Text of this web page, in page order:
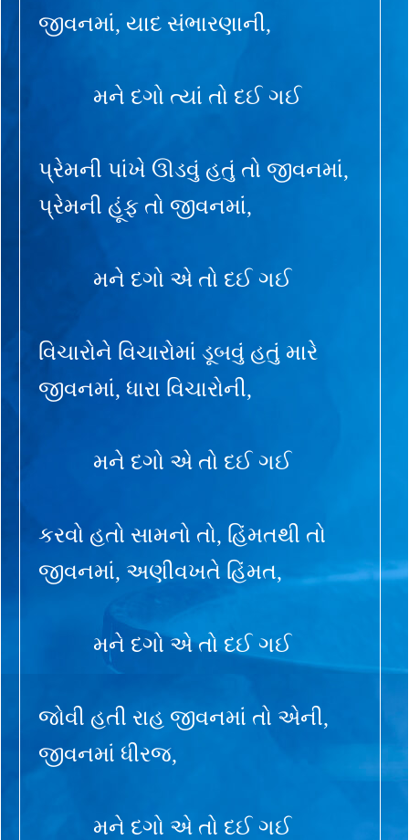
જીવનમાં, યાદ સંભારણાની,
મને દગો ત્યાં તો દઈ ગઈ
પ્રેમની પાંખે ઊડવું હતું તો જીવનમાં,
પ્રેમની હૂંફ તો જીવનમાં,
મને દગો એ તો દઈ ગઈ
વિચારોને વિચારોમાં ડૂબવું હતું મારે
જીવનમાં, ધારા વિચારોની,
મને દગો એ તો દઈ ગઈ
કરવો હતો સામનો તો, હિંમતથી તો
જીવનમાં, અણીવખતે હિંમત,
મને દગો એ તો દઈ ગઈ
જોવી હતી રાહ જીવનમાં તો એની,
જીવનમાં ધીરજ,
મને દગો એ તો દઈ ગઈ